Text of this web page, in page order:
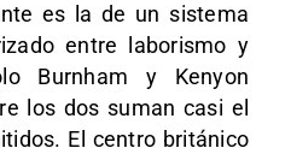
es la de un sistema
entre laborismo y
Burnham y Kenyon
los dos suman casi el
El centro británico